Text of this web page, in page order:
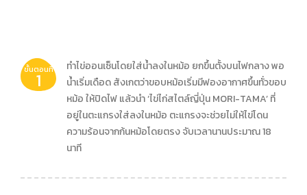
ขั้นตอนที่
1
ทำไข่ออนเซ็นโดยใส่น้ำลงในหม้อ ยกขึ้นตั้งบนไฟกลาง พอ
น้ำเริ่มเดือด สังเกตว่าขอบหม้อเริ่มมีฟองอากาศขึ้นทั่วขอบ
หม้อ ให้ปิดไฟ แล้วนำ ‘ไข่ไก่สไตล์ญี่ปุ่น MORI-TAMA’ ที่
อยู่ในตะแกรงใส่ลงในหม้อ ตะแกรงจะช่วยไม่ให้ไข่โดน
ความร้อนจากก้นหม้อโดยตรง จับเวลานานประมาณ 18
นาที